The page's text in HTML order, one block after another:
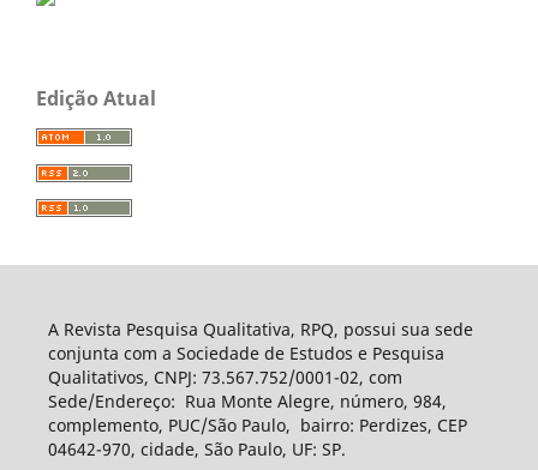
Edição Atual
A Revista Pesquisa Qualitativa, RPQ, possui sua sede
conjunta com a Sociedade de Estudos e Pesquisa
Qualitativos, CNPJ: 73.567.752/0001-02, com
Sede/Endereço: Rua Monte Alegre, número, 984,
complemento, PUC/São Paulo, bairro: Perdizes, CEP
04642-970, cidade, São Paulo, UF: SP.